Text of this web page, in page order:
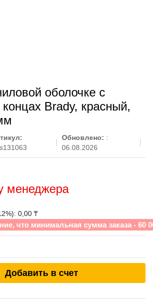
оболочке с
Brady, красный,
Обновлено: :
06.08.2026
менеджера
0,00 ₸
что минимальная сумма заказа - 60
Добавить в счет